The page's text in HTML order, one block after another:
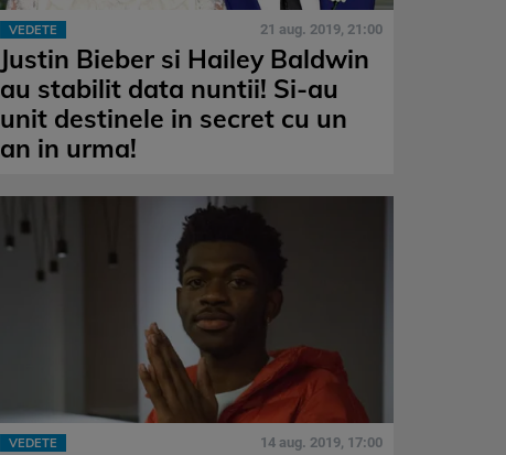
VEDETE 21 aug. 2019, 21:00
Justin Bieber si Hailey Baldwin
au stabilit data nuntii! Si-au
unit destinele in secret cu un
an in urma!
VEDETE 14 aug. 2019, 17:00